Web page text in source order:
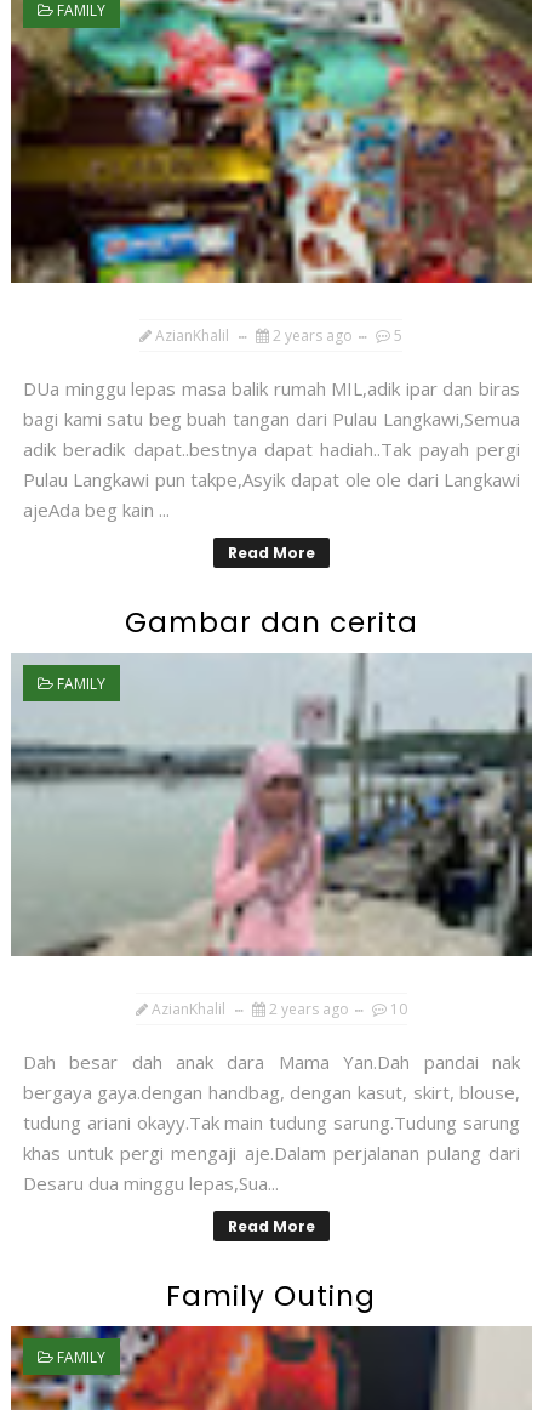
FAMILY
AzianKhalil 2 years ago 5
DUa minggu lepas masa balik rumah MIL,adik ipar dan biras
bagi kami satu beg buah tangan dari Pulau Langkawi,Semua
adik beradik dapat..bestnya dapat hadiah..Tak payah pergi
Pulau Langkawi pun takpe,Asyik dapat ole ole dari Langkawi
ajeAda beg kain ...
Read More
Gambar dan cerita
FAMILY
AzianKhalil 2 years ago 10
Dah besar dah anak dara Mama Yan.Dah pandai nak
bergaya gaya.dengan handbag, dengan kasut, skirt, blouse,
tudung ariani okayy.Tak main tudung sarung.Tudung sarung
khas untuk pergi mengaji aje.Dalam perjalanan pulang dari
Desaru dua minggu lepas,Sua...
Read More
Family Outing
FAMILY